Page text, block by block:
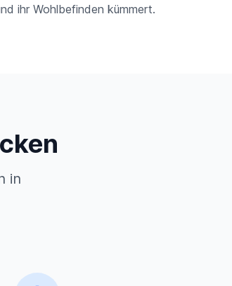
ihr Wohlbefinden kümmert.
in